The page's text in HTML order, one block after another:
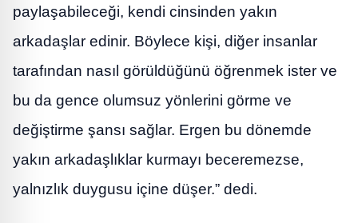
paylaşabileceği, kendi cinsinden yakın
arkadaşlar edinir. Böylece kişi, diğer insanlar
tarafından nasıl görüldüğünü öğrenmek ister ve
bu da gence olumsuz yönlerini görme ve
değiştirme şansı sağlar. Ergen bu dönemde
yakın arkadaşlıklar kurmayı beceremezse,
yalnızlık duygusu içine düşer.” dedi.